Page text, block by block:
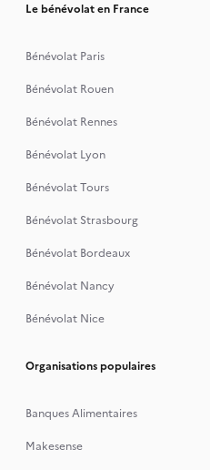
Le bénévolat en France
Bénévolat Paris
Bénévolat Rouen
Bénévolat Rennes
Bénévolat Lyon
Bénévolat Tours
Bénévolat Strasbourg
Bénévolat Bordeaux
Bénévolat Nancy
Bénévolat Nice
Organisations populaires
Banques Alimentaires
Makesense